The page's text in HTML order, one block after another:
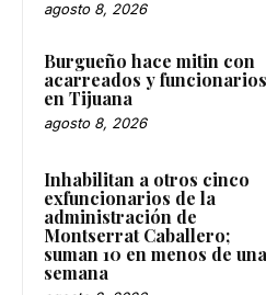
agosto 8, 2026
Burgueño hace mitin con
acarreados y funcionarios
en Tijuana
agosto 8, 2026
Inhabilitan a otros cinco
exfuncionarios de la
administración de
Montserrat Caballero;
suman 10 en menos de una
semana